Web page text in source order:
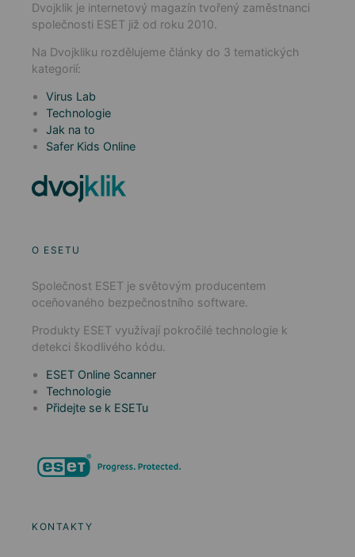
Dvojklik je internetový magazín tvořený zaměstnanci
společnosti ESET již od roku 2010.
Na Dvojkliku rozdělujeme články do 3 tematických
kategorií:
Virus Lab
Technologie
Jak na to
Safer Kids Online
O ESETU
Společnost ESET je světovým producentem
oceňovaného bezpečnostního software.
Produkty ESET využívají pokročilé technologie k
detekci škodlivého kódu.
ESET Online Scanner
Technologie
Přidejte se k ESETu
KONTAKTY